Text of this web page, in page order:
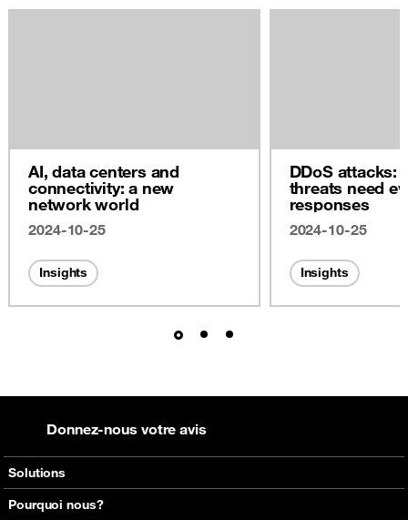
AI, data centers and
connectivity: a new
network world
2024-10-25
Insights
DDoS attacks:
threats need
responses
2024-10-25
Insights
Solutions
Voix
Pourquoi nous?
Donnez-nous votre avis